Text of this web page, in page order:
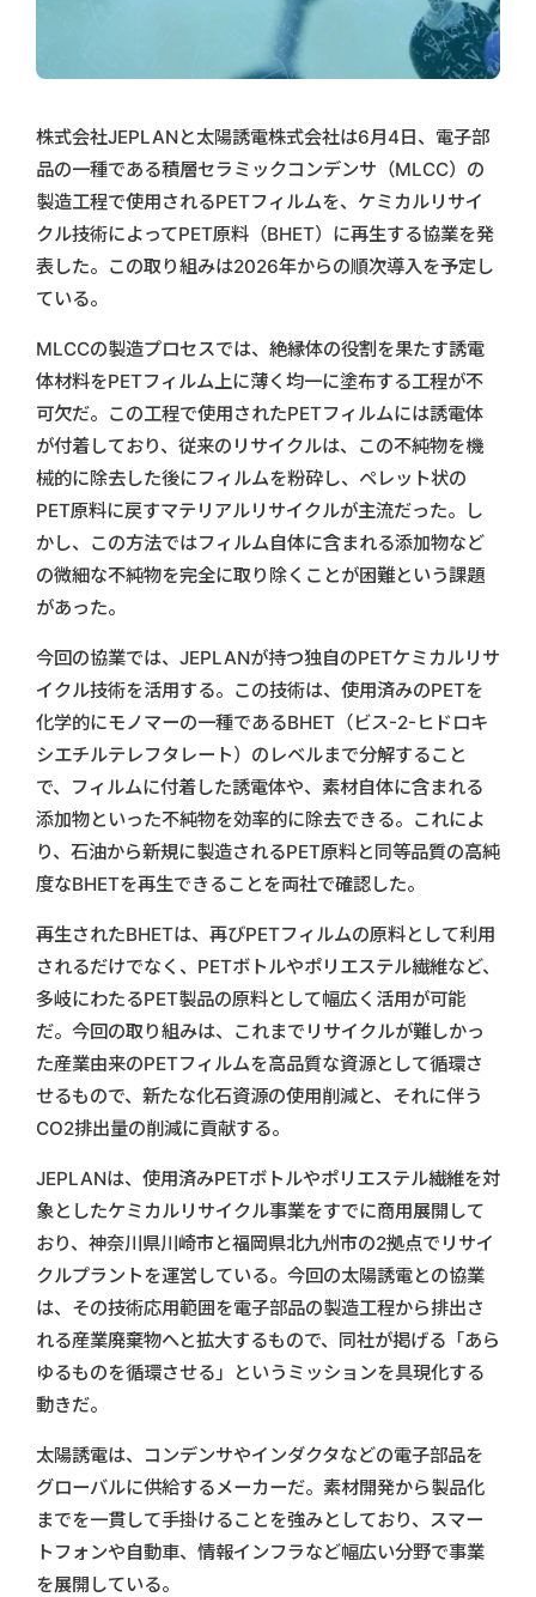
株式会社JEPLANと太陽誘電株式会社は6月4日、電子部
品の一種である積層セラミックコンデンサ（MLCC）の
製造工程で使用されるPETフィルムを、ケミカルリサイ
クル技術によってPET原料（BHET）に再生する協業を発
表した。この取り組みは2026年からの順次導入を予定し
ている。
MLCCの製造プロセスでは、絶縁体の役割を果たす誘電
体材料をPETフィルム上に薄く均一に塗布する工程が不
可欠だ。この工程で使用されたPETフィルムには誘電体
が付着しており、従来のリサイクルは、この不純物を機
械的に除去した後にフィルムを粉砕し、ペレット状の
PET原料に戻すマテリアルリサイクルが主流だった。し
かし、この方法ではフィルム自体に含まれる添加物など
の微細な不純物を完全に取り除くことが困難という課題
があった。
今回の協業では、JEPLANが持つ独自のPETケミカルリサ
イクル技術を活用する。この技術は、使用済みのPETを
化学的にモノマーの一種であるBHET（ビス-2-ヒドロキ
シエチルテレフタレート）のレベルまで分解すること
で、フィルムに付着した誘電体や、素材自体に含まれる
添加物といった不純物を効率的に除去できる。これによ
り、石油から新規に製造されるPET原料と同等品質の高純
度なBHETを再生できることを両社で確認した。
再生されたBHETは、再びPETフィルムの原料として利用
されるだけでなく、PETボトルやポリエステル繊維など、
多岐にわたるPET製品の原料として幅広く活用が可能
だ。今回の取り組みは、これまでリサイクルが難しかっ
た産業由来のPETフィルムを高品質な資源として循環さ
せるもので、新たな化石資源の使用削減と、それに伴う
CO2排出量の削減に貢献する。
JEPLANは、使用済みPETボトルやポリエステル繊維を対
象としたケミカルリサイクル事業をすでに商用展開して
おり、神奈川県川崎市と福岡県北九州市の2拠点でリサイ
クルプラントを運営している。今回の太陽誘電との協業
は、その技術応用範囲を電子部品の製造工程から排出さ
れる産業廃棄物へと拡大するもので、同社が掲げる「あら
ゆるものを循環させる」というミッションを具現化する
動きだ。
太陽誘電は、コンデンサやインダクタなどの電子部品を
グローバルに供給するメーカーだ。素材開発から製品化
までを一貫して手掛けることを強みとしており、スマー
トフォンや自動車、情報インフラなど幅広い分野で事業
を展開している。